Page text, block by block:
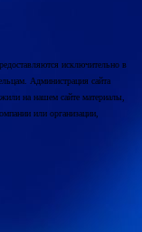
исключительно в
Администрация сайта
на нашем сайте материалы,
или организации,